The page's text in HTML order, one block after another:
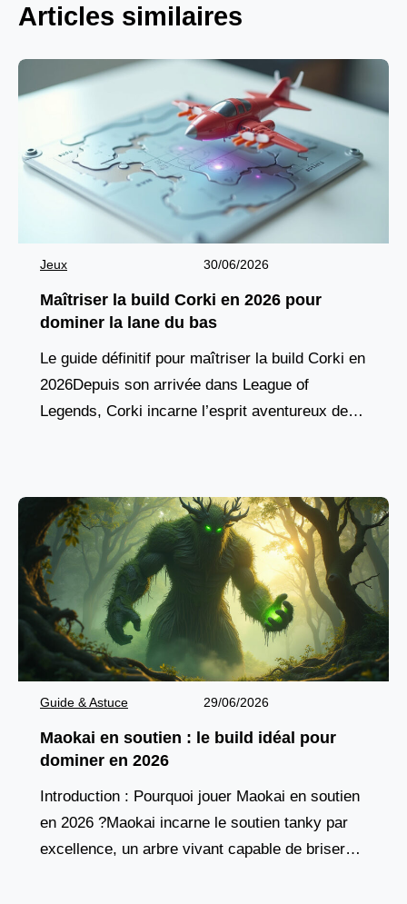
Articles similaires
Jeux 30/06/2026
Maîtriser la build Corki en 2026 pour
dominer la lane du bas
Le guide définitif pour maîtriser la build Corki en
2026Depuis son arrivée dans League of
Legends, Corki incarne l’esprit aventureux des
Guide & Astuce 29/06/2026
Maokai en soutien : le build idéal pour
dominer en 2026
Introduction : Pourquoi jouer Maokai en soutien
en 2026 ?Maokai incarne le soutien tanky par
excellence, un arbre vivant capable de briser